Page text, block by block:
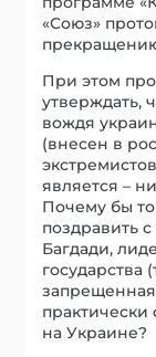
«Союз»
При этом
утверждать,
вождя
(внесен в
является –
Почему бы
поздравить
Багдади,
государства
на Украине?